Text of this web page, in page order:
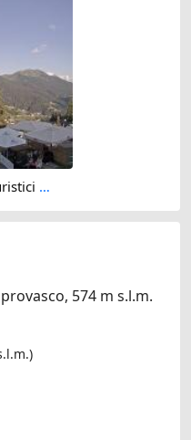
Faido: Nuova Carì Impianti Turistici SA
574 m s.l.m.